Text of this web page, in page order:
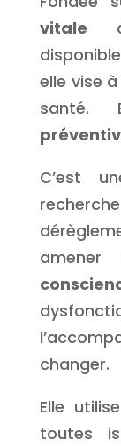
vitale
elle vise
C’est
changer.
Elle
toutes